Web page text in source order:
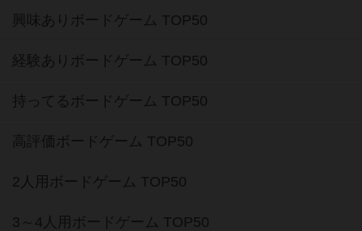
興味ありボードゲーム TOP50
経験ありボードゲーム TOP50
持ってるボードゲーム TOP50
高評価ボードゲーム TOP50
2人用ボードゲーム TOP50
3～4人用ボードゲーム TOP50